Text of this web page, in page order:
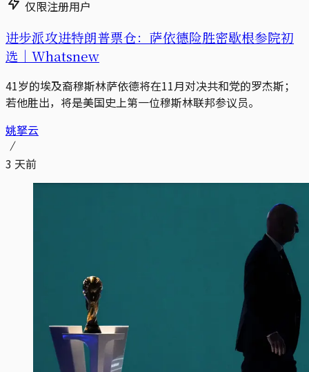
仅限注册用户
进步派攻进特朗普票仓：萨依德险胜密歇根参院初
选｜Whatsnew
41岁的埃及裔穆斯林萨依德将在11月对决共和党的罗杰斯；
若他胜出，将是美国史上第一位穆斯林联邦参议员。
姚拏云
3 天前